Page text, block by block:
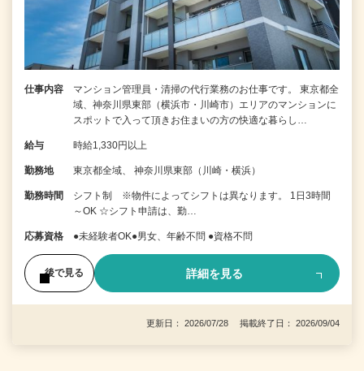
仕事内容
マンション管理員・清掃の代行業務のお仕事です。 東京都全
域、神奈川県東部（横浜市・川崎市）エリアのマンションに
スポットで入って頂きお住まいの方の快適な暮らし…
給与 時給1,330円以上
勤務地 東京都全域、 神奈川県東部（川崎・横浜）
勤務時間
シフト制 ※物件によってシフトは異なります。 1日3時間
～OK ☆シフト申請は、勤…
応募資格 ●未経験者OK●男女、年齢不問 ●資格不問
後で見る 詳細を見る
更新日： 2026/07/28 掲載終了日： 2026/09/04